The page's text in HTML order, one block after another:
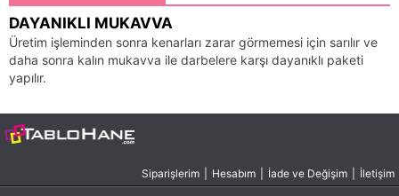
DAYANIKLI MUKAVVA
Üretim işleminden sonra kenarları zarar görmemesi için sarılır ve
daha sonra kalın mukavva ile darbelere karşı dayanıklı paketi
yapılır.
Siparişlerim Hesabım İade ve Değişim İletişim